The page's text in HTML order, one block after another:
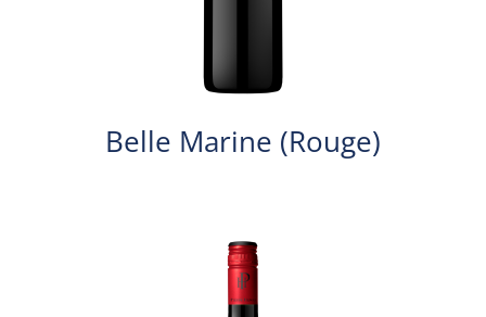
Belle Marine (Rouge)